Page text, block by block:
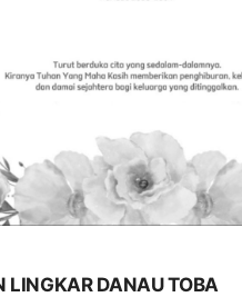
LINGKAR DANAU TOBA